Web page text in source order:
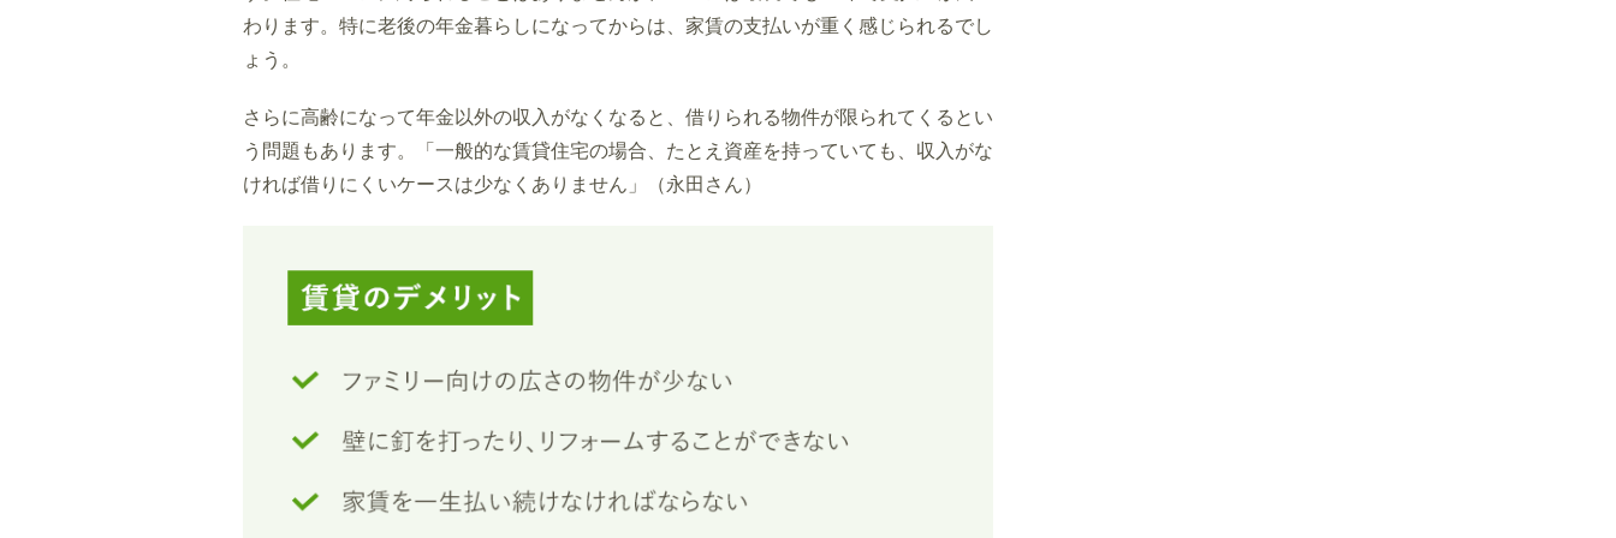
わります。特に老後の年金暮らしになってからは、家賃の支払いが重く感じられるでし
ょう。
さらに高齢になって年金以外の収入がなくなると、借りられる物件が限られてくるとい
う問題もあります。「一般的な賃貸住宅の場合、たとえ資産を持っていても、収入がな
ければ借りにくいケースは少なくありません」（永田さん）